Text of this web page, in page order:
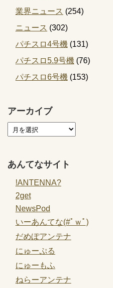
業界ニュース (254)
ニュース (302)
パチスロ4号機 (131)
パチスロ5.9号機 (76)
パチスロ6号機 (153)
アーカイブ
あんてなサイト
!ANTENNA?
2get
NewsPod
いーあんてな(#ﾟｗﾟ)
だめぽアンテナ
にゅーぷる
にゅーもふ
ねらーアンテナ